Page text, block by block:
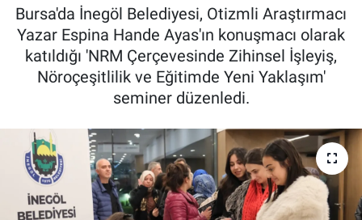
Bursa'da İnegöl Belediyesi, Otizmli Araştırmacı
Yazar Espina Hande Ayas'ın konuşmacı olarak
katıldığı 'NRM Çerçevesinde Zihinsel İşleyiş,
Nöroçeşitlilik ve Eğitimde Yeni Yaklaşım'
seminer düzenledi.
SAĞLIK
ASTROLOJİ
Son Dakika Haberleri
Haber Arşivi